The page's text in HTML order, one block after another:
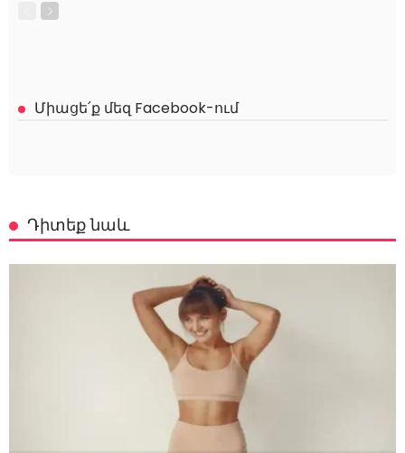
Միացե՛ք մեզ Facebook-ում
Դիտեք նաև